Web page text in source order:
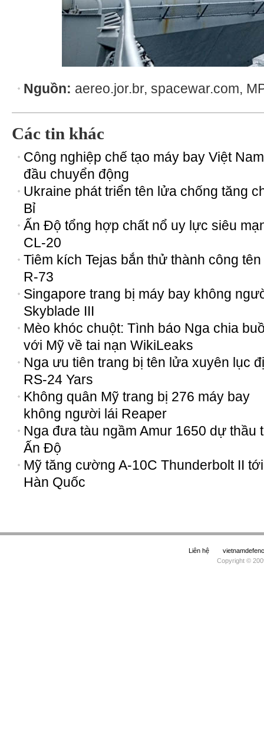
Nguồn: aereo.jor.br, spacewar.com,
Các tin khác
Công nghiệp chế tạo máy bay Việt
đầu chuyển động
Ukraine phát triển tên lửa chống tăng
Bỉ
Ấn Độ tổng hợp chất nổ uy lực siêu
CL-20
Tiêm kích Tejas bắn thử thành công
R-73
Singapore trang bị máy bay không
Skyblade III
Mèo khóc chuột: Tình báo Nga chia
với Mỹ về tai nạn WikiLeaks
Nga ưu tiên trang bị tên lửa xuyên lục
RS-24 Yars
Không quân Mỹ trang bị 276 máy bay
không người lái Reaper
Nga đưa tàu ngầm Amur 1650 dự thầu
Ấn Độ
Mỹ tăng cường A-10C Thunderbolt II tới
Hàn Quốc
Liên hệ
Copyright ©